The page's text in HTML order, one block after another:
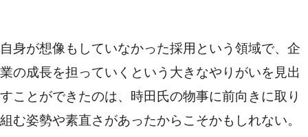
自身が想像もしていなかった採用という領域で、企
業の成長を担っていくという大きなやりがいを見出
すことができたのは、時田氏の物事に前向きに取り
組む姿勢や素直さがあったからこそかもしれない。